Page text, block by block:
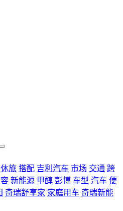
休旅 搭配 吉利汽车 市场 交通 跨
新能源 甲醇 彭博 车型 汽车 便
奇瑞舒享家 家庭用车 奇瑞新能